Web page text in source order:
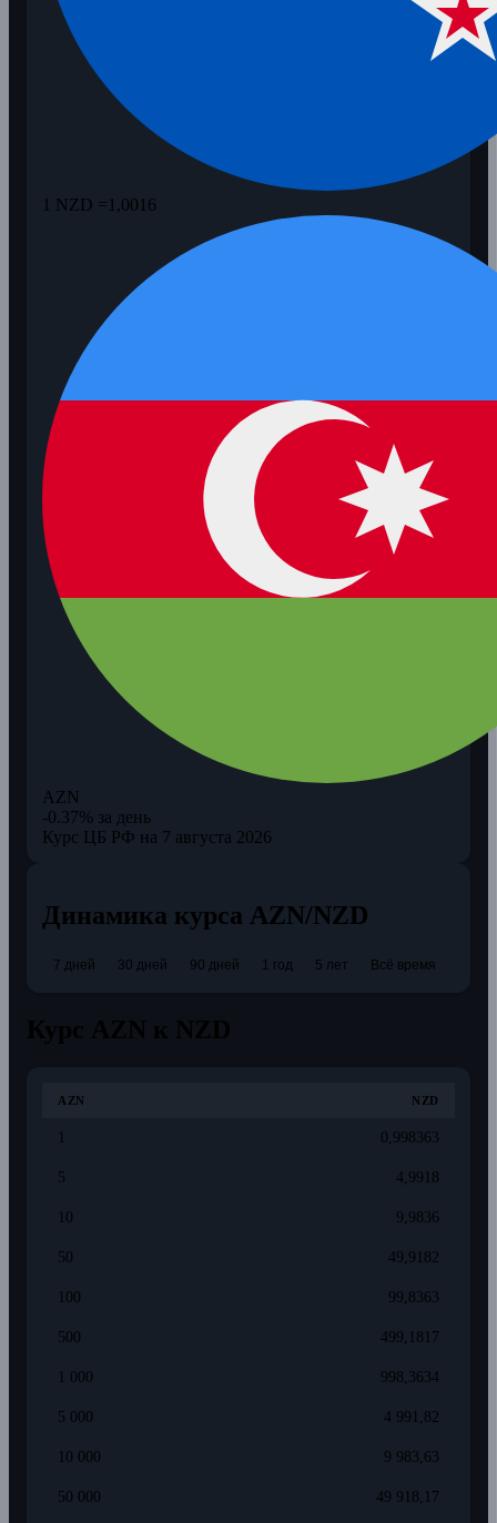
1 NZD = 1,0016
AZN
-0.37% за день
Курс ЦБ РФ на 7 августа 2026
Динамика курса AZN/NZD
7 дней 30 дней 90 дней 1 год 5 лет Всё время
AZN NZD
1 0,998363
5 4,9918
10 9,9836
50 49,9182
100 99,8363
500 499,1817
1 000 998,3634
5 000 4 991,82
10 000 9 983,63
50 000 49 918,17